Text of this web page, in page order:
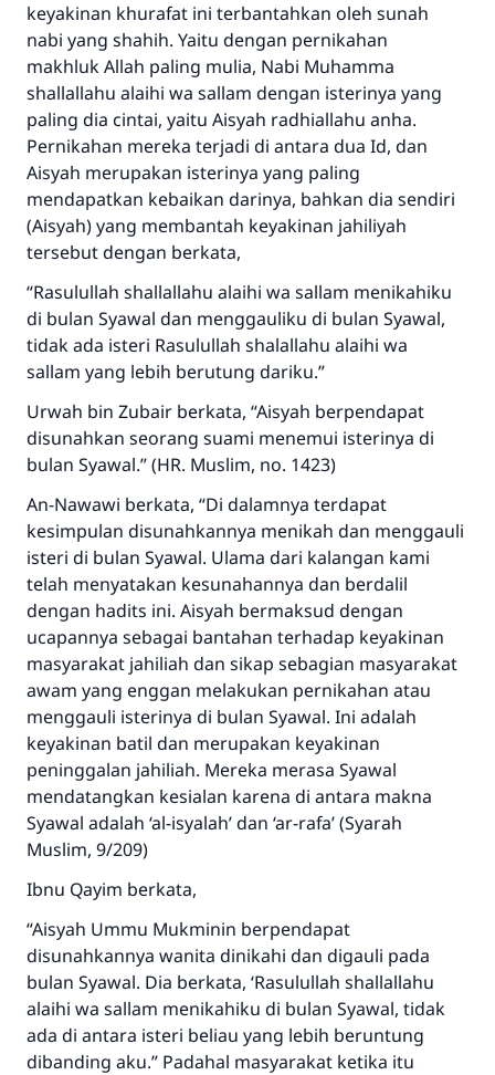
keyakinan khurafat ini terbantahkan oleh sunah
nabi yang shahih. Yaitu dengan pernikahan
makhluk Allah paling mulia, Nabi Muhamma
shallallahu alaihi wa sallam dengan isterinya yang
paling dia cintai, yaitu Aisyah radhiallahu anha.
Pernikahan mereka terjadi di antara dua Id, dan
Aisyah merupakan isterinya yang paling
mendapatkan kebaikan darinya, bahkan dia sendiri
(Aisyah) yang membantah keyakinan jahiliyah
tersebut dengan berkata,
“Rasulullah shallallahu alaihi wa sallam menikahiku
di bulan Syawal dan menggauliku di bulan Syawal,
tidak ada isteri Rasulullah shalallahu alaihi wa
sallam yang lebih berutung dariku.”
Urwah bin Zubair berkata, “Aisyah berpendapat
disunahkan seorang suami menemui isterinya di
bulan Syawal.” (HR. Muslim, no. 1423)
An-Nawawi berkata, “Di dalamnya terdapat
kesimpulan disunahkannya menikah dan menggauli
isteri di bulan Syawal. Ulama dari kalangan kami
telah menyatakan kesunahannya dan berdalil
dengan hadits ini. Aisyah bermaksud dengan
ucapannya sebagai bantahan terhadap keyakinan
masyarakat jahiliah dan sikap sebagian masyarakat
awam yang enggan melakukan pernikahan atau
menggauli isterinya di bulan Syawal. Ini adalah
keyakinan batil dan merupakan keyakinan
peninggalan jahiliah. Mereka merasa Syawal
mendatangkan kesialan karena di antara makna
Syawal adalah ‘al-isyalah’ dan ‘ar-rafa’ (Syarah
Muslim, 9/209)
Ibnu Qayim berkata,
“Aisyah Ummu Mukminin berpendapat
disunahkannya wanita dinikahi dan digauli pada
bulan Syawal. Dia berkata, ‘Rasulullah shallallahu
alaihi wa sallam menikahiku di bulan Syawal, tidak
ada di antara isteri beliau yang lebih beruntung
dibanding aku.” Padahal masyarakat ketika itu